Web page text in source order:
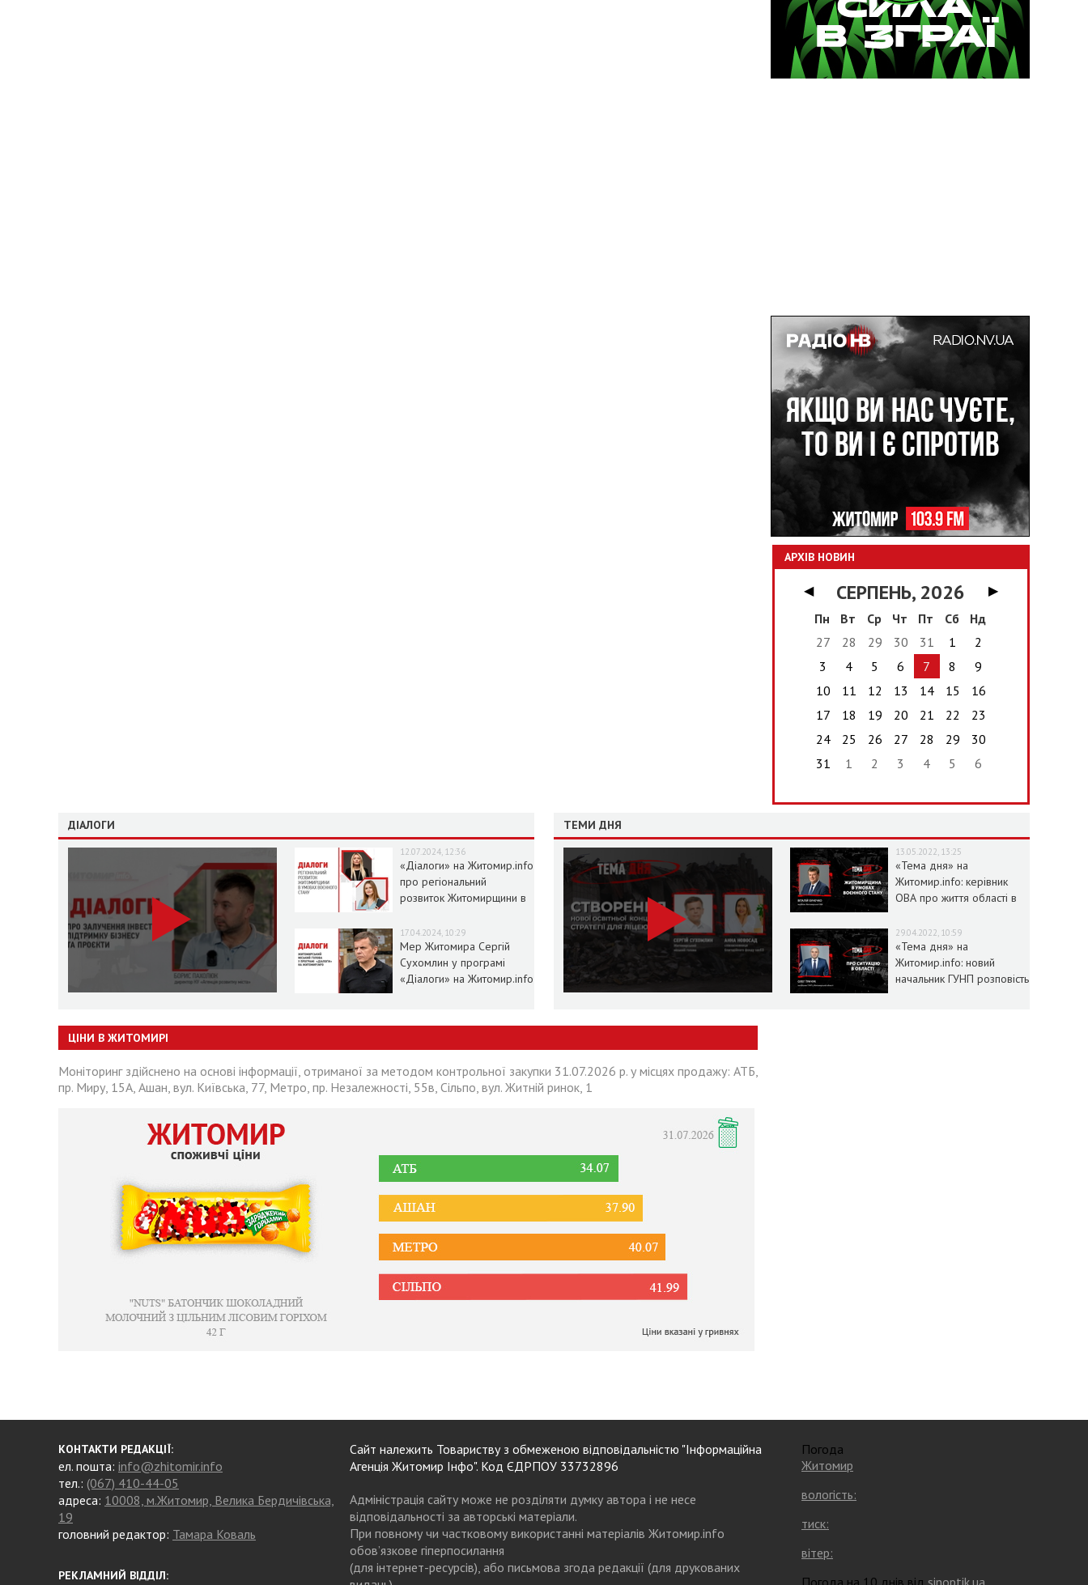
АРХІВ НОВИН
◀ СЕРПЕНЬ, 2026
▶
Пн
Вт Ср Чт Пт Сб
Нд
27
28 29 30 31 1
2
3
4 5 6 7 8
9
10
11 12 13 14 15
16
17
18 19 20 21 22
23
24
25 26 27 28 29
30
31
1 2 3 4 5 6
ДІАЛОГИ
12.07.2024, 12:36
«Діалоги» на Житомир.info
про регіональний
розвиток Житомирщини в
17.04.2024, 10:29
Мер Житомира Сергій
Сухомлин у програмі
«Діалоги» на Житомир.info
ТЕМИ ДНЯ
13.05.2022, 13:25
«Тема дня» на
Житомир.info: керівник
ОВА про життя області в
29.04.2022, 10:59
«Тема дня» на
Житомир.info: новий
начальник ГУНП розповість
ЦІНИ В ЖИТОМИРІ
Моніторинг здійснено на основі інформації, отриманої за методом контрольної закупки 31.07.2026 р. у місцях продажу: АТБ,
пр. Миру, 15А, Ашан, вул. Київська, 77, Метро, пр. Незалежності, 55в, Сільпо, вул. Житній ринок, 1
КОНТАКТИ РЕДАКЦІЇ:
ел. пошта: info@zhitomir.info
тел.: (067) 410-44-05
адреса: 10008, м.Житомир, Велика Бердичівська,
19
головний редактор: Тамара Коваль
РЕКЛАМНИЙ ВІДДІЛ:
Сайт належить Товариству з обмеженою відповідальністю "Інформаційна
Агенція Житомир Інфо". Код ЄДРПОУ 33732896
Адміністрація сайту може не розділяти думку автора і не несе
відповідальності за авторські матеріали.
При повному чи частковому використанні матеріалів Житомир.info
обов’язкове гіперпосилання
(для інтернет-ресурсів), або письмова згода редакції (для друкованих
Погода
Житомир
вологість:
тиск:
вітер:
Погода на 10 днів від sinoptik.ua